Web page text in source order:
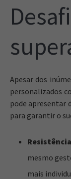
Apesar dos
personalizados
pode apresentar
para garantir o
mesmo
mais